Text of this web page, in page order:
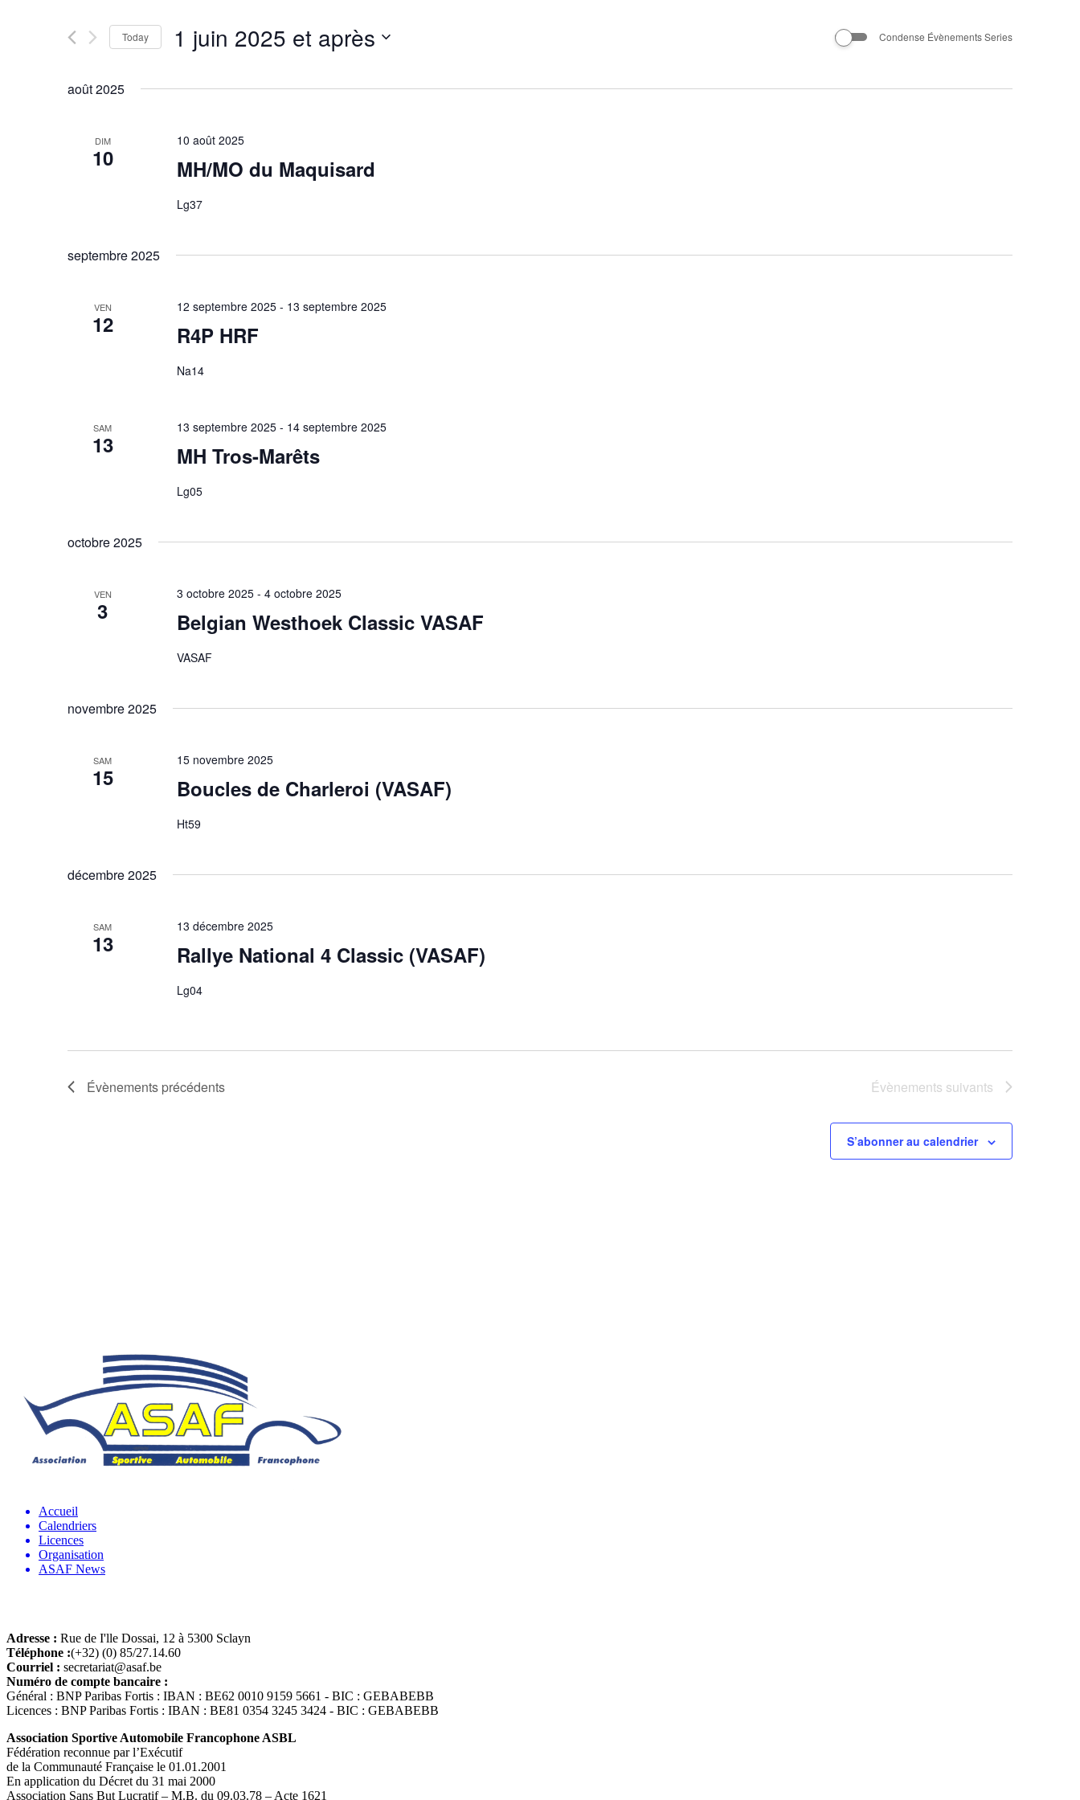
vues
par
mot-
Today 1 juin 2025 et après
date.
Condense Évènements Series
août 2025
DIM
10
10 août 2025
MH/MO du Maquisard
Lg37
septembre 2025
VEN
12
12 septembre 2025- 13 septembre 2025
R4P HRF
Na14
SAM
13
13 septembre 2025- 14 septembre 2025
MH Tros-Marêts
Lg05
octobre 2025
VEN
3
3 octobre 2025- 4 octobre 2025
Belgian Westhoek Classic VASAF
VASAF
novembre 2025
SAM
15
15 novembre 2025
Boucles de Charleroi (VASAF)
Ht59
décembre 2025
SAM
13
13 décembre 2025
Rallye National 4 Classic (VASAF)
Lg04
Évènements précédents Évènements suivants
S’abonner au calendrier
Accueil
Calendriers
Licences
Organisation
ASAF News
Adresse : Rue de I'lle Dossai, 12 à 5300 Sclayn
Téléphone :(+32) (0) 85/27.14.60
Courriel : secretariat@asaf.be
Numéro de compte bancaire :
Général : BNP Paribas Fortis : IBAN : BE62 0010 9159 5661 - BIC : GEBABEBB
Licences : BNP Paribas Fortis : IBAN : BE81 0354 3245 3424 - BIC : GEBABEBB
Association Sportive Automobile Francophone ASBL
Fédération reconnue par l’Exécutif
de la Communauté Française le 01.01.2001
En application du Décret du 31 mai 2000
Association Sans But Lucratif – M.B. du 09.03.78 – Acte 1621